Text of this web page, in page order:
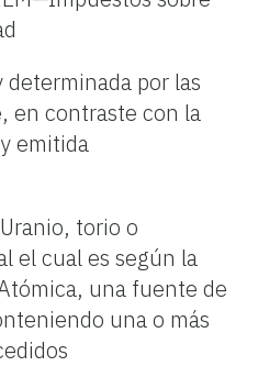
determinada por las
en contraste con la
emitida
torio o
el cual es según la
una fuente de
una o más